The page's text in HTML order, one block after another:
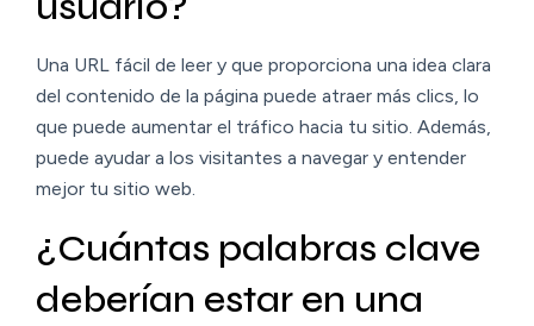
Una URL fácil de leer y que proporciona una idea clara
del contenido de la página puede atraer más clics, lo
que puede aumentar el tráfico hacia tu sitio. Además,
puede ayudar a los visitantes a navegar y entender
mejor tu sitio web.
¿Cuántas palabras clave
deberían estar en una